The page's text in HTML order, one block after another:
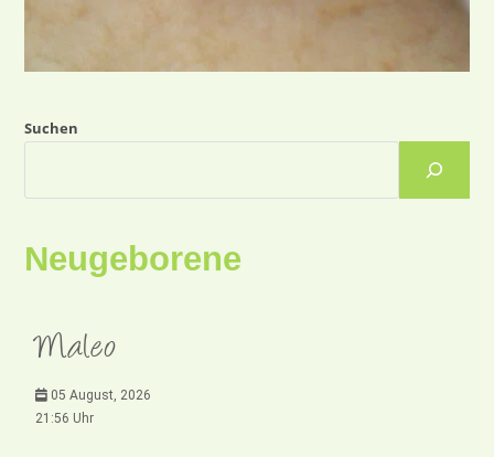
Suchen
Neugeborene
Maleo
05 August, 2026
21:56 Uhr